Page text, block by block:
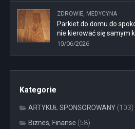
ZDROWIE, MEDYCYNA
Parkiet do domu do
nie kierować się samym
10/06/2026
Kategorie
ARTYKUŁ SPONSOROWANY (103)
Biznes, Finanse (58)